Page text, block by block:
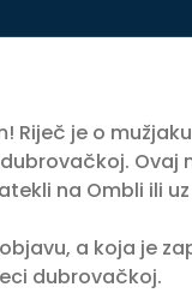
je o
Ovaj
na Ombli ili
a koja je
dubrovačkoj.